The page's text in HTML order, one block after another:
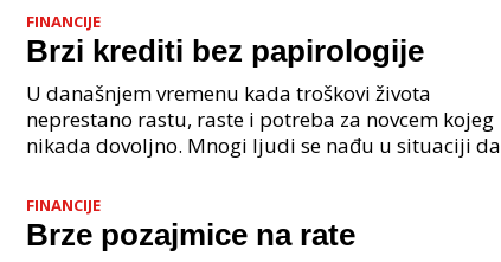
FINANCIJE
Brzi krediti bez papirologije
U današnjem vremenu kada troškovi života
neprestano rastu, raste i potreba za novcem kojeg
nikada dovoljno. Mnogi ljudi se nađu u situaciji da
postoje
FINANCIJE
Brze pozajmice na rate